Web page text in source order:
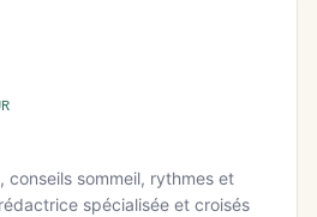
conseils sommeil, rythmes et
spécialisée et croisés